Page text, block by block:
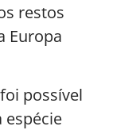
restos
Europa
possível